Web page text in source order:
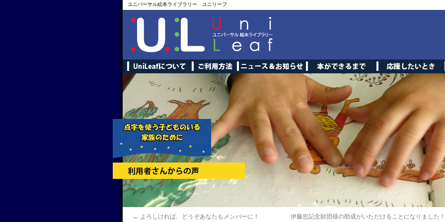
ユニバーサル絵本ライブラリー ユニリーフ
← よろしければ、どうぞあなたもメンバーに！ 伊藤忠記念財団様の助成がいただけることになりました！